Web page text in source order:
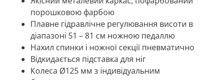
порошковою фарбою
Плавне гідравлічне регулювання висоти в
діапазоні 51 – 81 см ножною педаллю
Нахил спинки і ножної секції пневматично
Відкидається підставка для ніг
Колеса Ø125 мм з індивідуальним